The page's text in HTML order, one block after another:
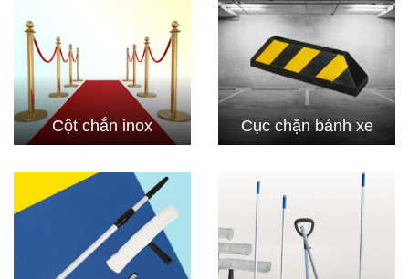
Cột chắn inox Cục chặn bánh xe